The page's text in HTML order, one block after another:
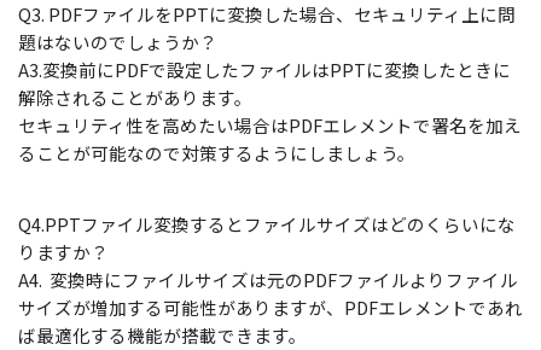
Q3. PDFファイルをPPTに変換した場合、セキュリティ上に問
題はないのでしょうか？
A3.変換前にPDFで設定したファイルはPPTに変換したときに
解除されることがあります。
セキュリティ性を高めたい場合はPDFエレメントで署名を加え
ることが可能なので対策するようにしましょう。
Q4.PPTファイル変換するとファイルサイズはどのくらいにな
りますか？
A4. 変換時にファイルサイズは元のPDFファイルよりファイル
サイズが増加する可能性がありますが、PDFエレメントであれ
ば最適化する機能が搭載できます。